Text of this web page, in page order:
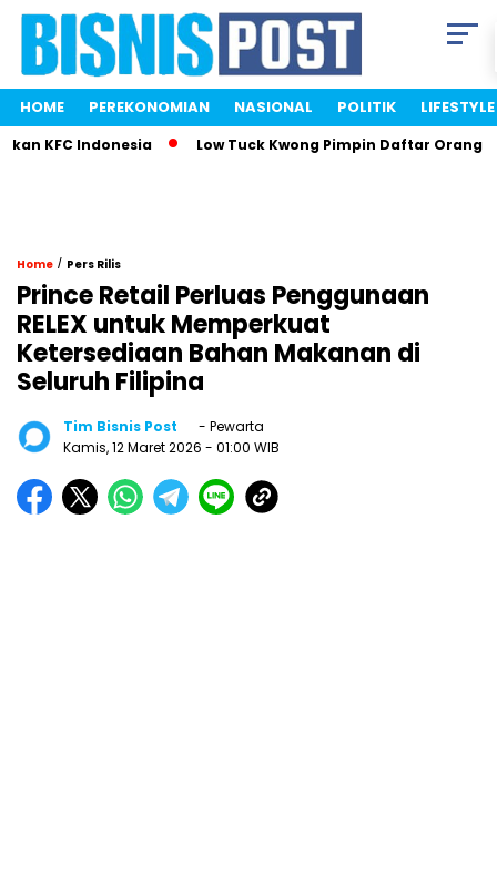
HOME PEREKONOMIAN NASIONAL POLITIK LIFESTYLE
KFC Indonesia Low Tuck Kwong Pimpin Daftar Orang
Home / Pers Rilis
Prince Retail Perluas Penggunaan
RELEX untuk Memperkuat
Ketersediaan Bahan Makanan di
Seluruh Filipina
Tim Bisnis Post
- Pewarta
Kamis, 12 Maret 2026 - 01:00 WIB